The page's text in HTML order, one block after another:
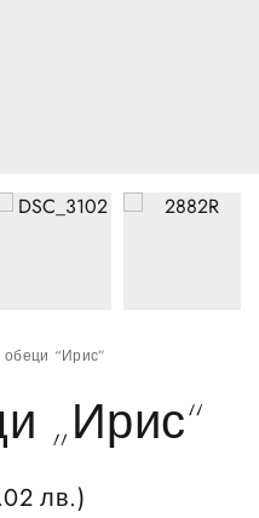
“Ирис”
„Ирис“
лв.)